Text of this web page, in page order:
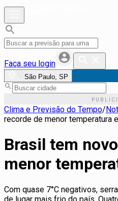
Faça seu login
São Paulo, SP
Clima e Previsão do Tempo/
recorde de menor temperatura
Brasil tem
menor
Com quase 7°C negativos,